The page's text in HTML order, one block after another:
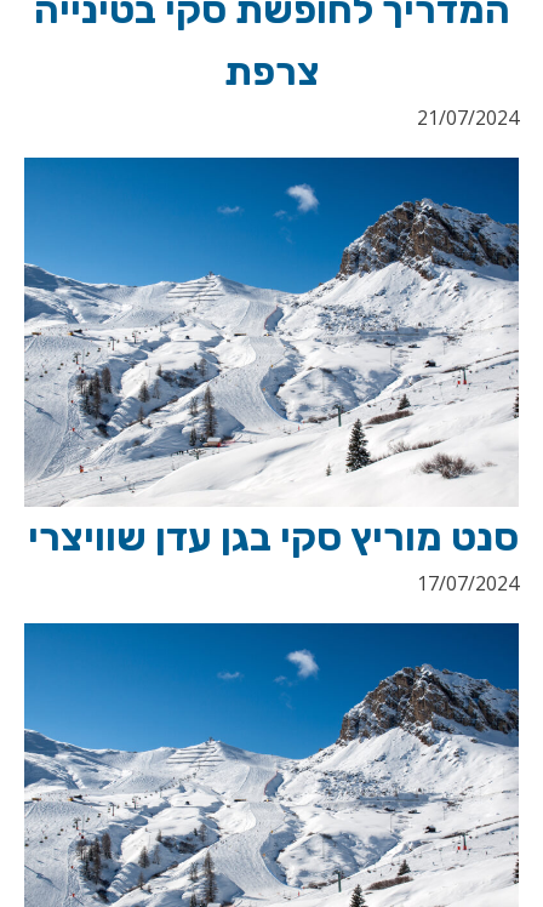
המדריך לחופשת סקי בטינייה
צרפת
21/07/2024
סנט מוריץ סקי בגן עדן שוויצרי
17/07/2024